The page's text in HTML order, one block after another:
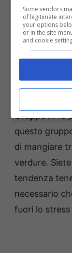
fiducia verso
sportivi ma
aerobica,
visto che
ingrassare.
Gruppo A:le
questo
di mangiare
verdure.
tendenza
necessario
fuori lo
Some vendors
of legitimate
your options
or in the site
and cookie